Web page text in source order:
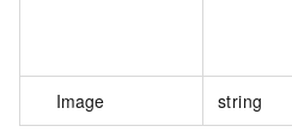
Image string